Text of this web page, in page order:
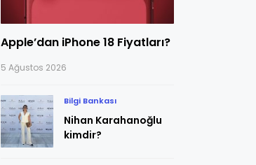
Apple’dan iPhone 18 Fiyatları?
5 Ağustos 2026
Bilgi Bankası
Nihan Karahanoğlu
kimdir?